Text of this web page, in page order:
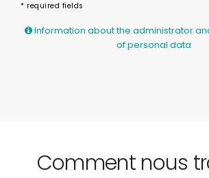
* required fields
Information about the administrator
of personal data
Comment nous